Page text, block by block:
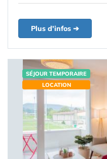
Plus d'infos ➔
SÉJOUR TEMPORAIRE
LOCATION